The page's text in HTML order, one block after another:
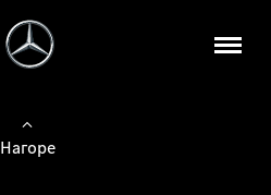
Нагоре